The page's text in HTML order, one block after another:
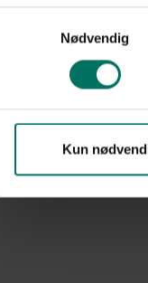
Nødvendig
Kun